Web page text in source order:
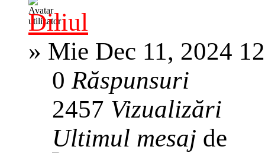
Diliul
» Mie Dec 11, 2024
0Răspunsuri
2457 Vizualizări
Ultimul mesaj de